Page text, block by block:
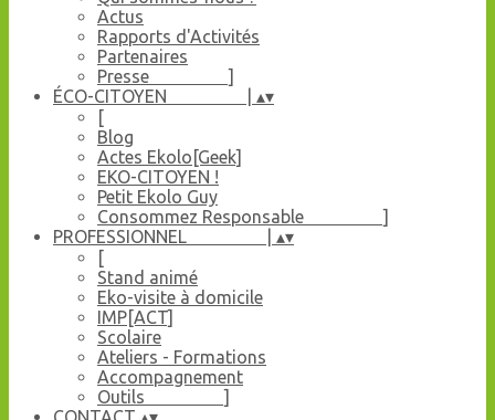
Actus
Rapports d'Activités
Partenaires
Presse ]
ÉCO-CITOYEN | ▴▾
[
Blog
Actes Ekolo[Geek]
EKO-CITOYEN !
Petit Ekolo Guy
Consommez Responsable ]
PROFESSIONNEL | ▴▾
[
Stand animé
Eko-visite à domicile
IMP[ACT]
Scolaire
Ateliers - Formations
Accompagnement
Outils ]